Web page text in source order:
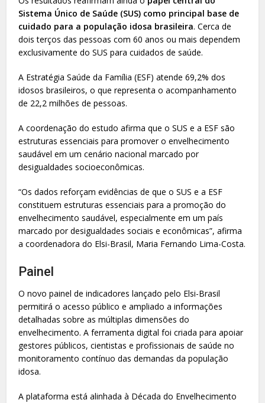
Sistema Único de Saúde (SUS) como principal base de
cuidado para a população idosa brasileira. Cerca de
dois terços das pessoas com 60 anos ou mais dependem
exclusivamente do SUS para cuidados de saúde.
A Estratégia Saúde da Família (ESF) atende 69,2% dos
idosos brasileiros, o que representa o acompanhamento
de 22,2 milhões de pessoas.
A coordenação do estudo afirma que o SUS e a ESF são
estruturas essenciais para promover o envelhecimento
saudável em um cenário nacional marcado por
desigualdades socioeconômicas.
“Os dados reforçam evidências de que o SUS e a ESF
constituem estruturas essenciais para a promoção do
envelhecimento saudável, especialmente em um país
marcado por desigualdades sociais e econômicas”, afirma
a coordenadora do Elsi-Brasil, Maria Fernando Lima-Costa.
Painel
O novo painel de indicadores lançado pelo Elsi-Brasil
permitirá o acesso público e ampliado a informações
detalhadas sobre as múltiplas dimensões do
envelhecimento. A ferramenta digital foi criada para apoiar
gestores públicos, cientistas e profissionais de saúde no
monitoramento contínuo das demandas da população
idosa.
A plataforma está alinhada à Década do Envelhecimento